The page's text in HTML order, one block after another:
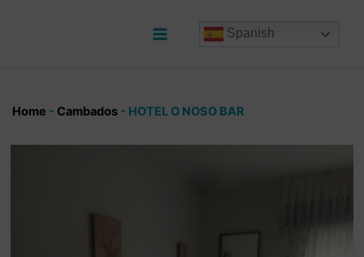
Spanish
Home - Cambados- HOTEL O NOSO BAR